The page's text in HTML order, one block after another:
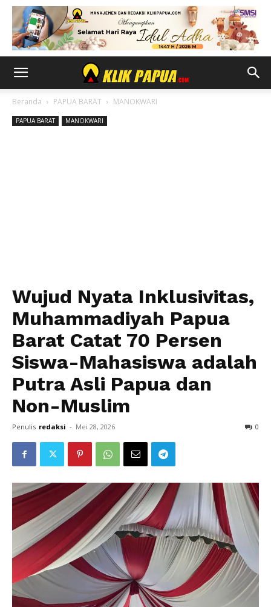
Beranda PAPUA BARAT MANOKWARI
PAPUA BARAT MANOKWARI
Wujud Nyata Inklusivitas,
Muhammadiyah Papua
Barat Catat 70 Persen
Siswa-Mahasiswa adalah
Putra Asli Papua dan
Non-Muslim
Penulis redaksi - Mei 28, 2026 0